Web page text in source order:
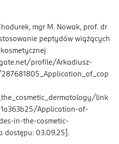
mgr M. Nowak, prof. dr
peptydów wiążących
profile/Arkadiusz-
link
Application-of-
in-the-cosmetic-
dostępu: 03.09.25].